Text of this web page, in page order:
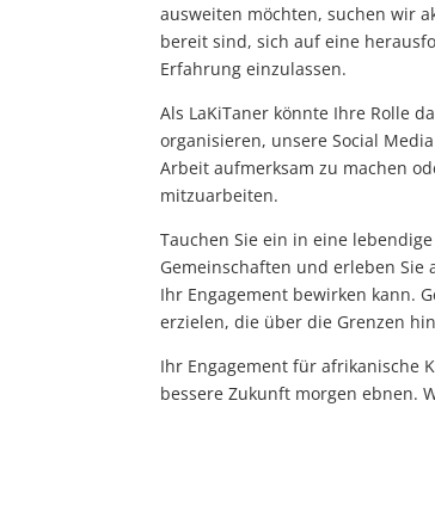
ausweiten möchten, suchen wir
bereit sind, sich auf eine
Erfahrung einzulassen.
Als LaKiTaner könnte Ihre Rolle
organisieren, unsere Social
Arbeit aufmerksam zu machen
mitzuarbeiten.
Tauchen Sie ein in eine
Gemeinschaften und erleben Sie
Ihr Engagement bewirken kann.
erzielen, die über die Grenzen
Ihr Engagement für afrikanische
bessere Zukunft morgen ebnen.